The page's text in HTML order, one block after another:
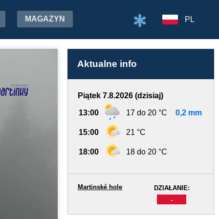
MAGAZYN PL
Aktualne info
Piątek 7.8.2026 (dzisiaj)
13:00 17 do 20 °C 0,2 mm
15:00 21 °C
18:00 18 do 20 °C
DZIAŁANIE:
-
Martinské hole